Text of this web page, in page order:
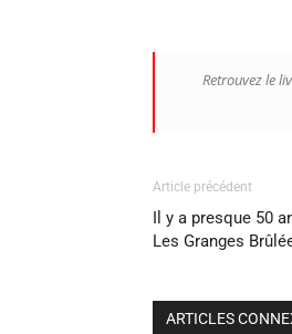
Retrouvez le
Article précédent
Il y a presque 50
Les Granges
ARTICLES